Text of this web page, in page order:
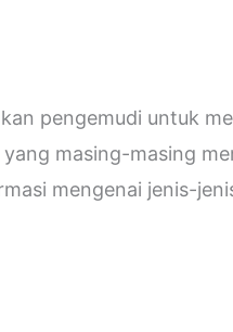
pengemudi untuk
masing-masing
mengenai jenis-